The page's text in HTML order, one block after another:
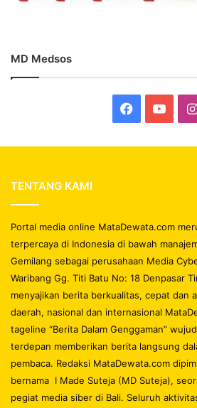
MD Medsos
Facebook
TENTANG KAMI
Portal media online MataDewata.com
terpercaya di Indonesia di bawah
Gemilang sebagai perusahaan Media
Waribang Gg. Titi Batu No: 18 Denpasar
menyajikan berita berkualitas, cepat dan
daerah, nasional dan internasional
tageline “Berita Dalam Genggaman”
terdepan memberikan berita langsung
pembaca. Redaksi MataDewata.com
bernama I Made Suteja (MD Suteja),
pegiat media siber di Bali. Seluruh